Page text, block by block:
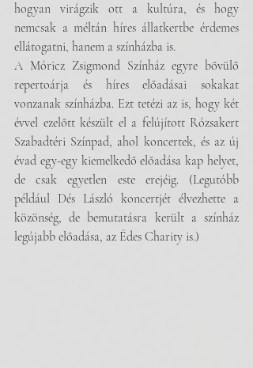
hogyan virágzik ott a kultúra, és hogy
nemcsak a méltán híres állatkertbe érdemes
ellátogatni, hanem a színházba is.
A Móricz Zsigmond Színház egyre bővülő
repertoárja és híres előadásai sokakat
vonzanak színházba. Ezt tetézi az is, hogy két
évvel ezelőtt készült el a felújított Rózsakert
Szabadtéri Színpad, ahol koncertek, és az új
évad egy-egy kiemelkedő előadása kap helyet,
de csak egyetlen este erejéig. (Legutóbb
például Dés László koncertjét élvezhette a
közönség, de bemutatásra került a színház
legújabb előadása, az Édes Charity is.)